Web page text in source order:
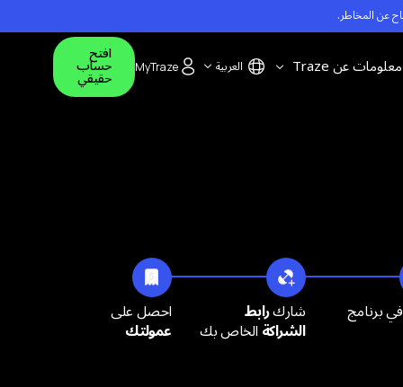
عن المخاطر.
معلومات عن Traze العربية MyTraze
افتح
حساب
حقيقي
في برنامج شاركرابط
الشراكةالخاص بك
احصل على
عمولتك